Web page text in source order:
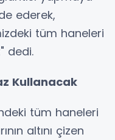
ederek,
tüm haneleri
dedi.
Kullanacak
tüm haneleri
altını çizen